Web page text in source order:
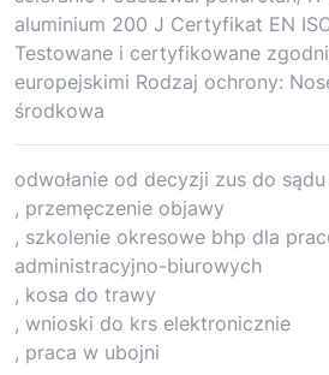
aluminium 200 J Certyfikat EN
Testowane i certyfikowane
europejskimi Rodzaj ochrony:
środkowa
odwołanie od decyzji zus do
, przemęczenie objawy
, szkolenie okresowe bhp dla
administracyjno-biurowych
, kosa do trawy
, wnioski do krs elektronicznie
, praca w ubojni